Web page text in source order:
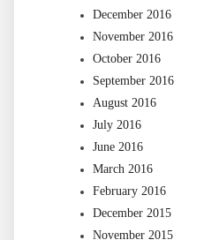
December 2016
November 2016
October 2016
September 2016
August 2016
July 2016
June 2016
March 2016
February 2016
December 2015
November 2015